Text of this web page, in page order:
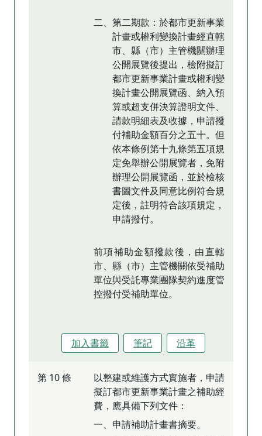
二、第二期款：於都市更新事業
計畫或權利變換計畫經直轄
市、縣（市）主管機關辦理
公開展覽後提出，檢附擬訂
都市更新事業計畫或權利變
換計畫公開展覽函、納入預
算或超支併決算證明文件、
請款明細表及收據，申請撥
付補助金額百分之五十。但
依本條例第十九條第五項規
定免舉辦公開展覽者，免附
辦理公開展覽函，並於檢核
書圖文件及同意比例符合規
定後，註明符合該項規定，
申請撥付。
前項補助金額撥款後，由直轄
市、縣（市）主管機關依受補助
單位與受託專業團隊契約進度管
控撥付受補助單位。
加入書籤 筆記 沿革
第 10 條
以整建或維護方式實施者，申請
擬訂都市更新事業計畫之補助經
費，應具備下列文件：
一、申請補助計畫書摘要。